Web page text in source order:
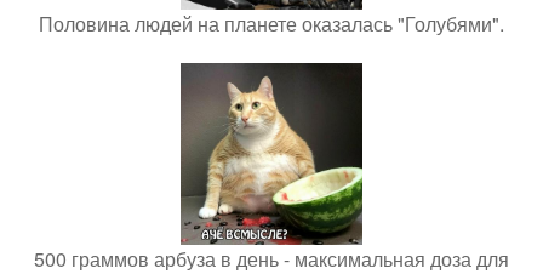
Половина людей на планете оказалась "Голубями".
500 граммов арбуза в день - максимальная доза для